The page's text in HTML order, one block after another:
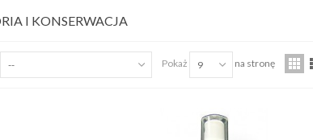
MUSIC GCSA1230
KABEL WTYKI
I KONSERWACJA
-- Pokaż 9 na stronę